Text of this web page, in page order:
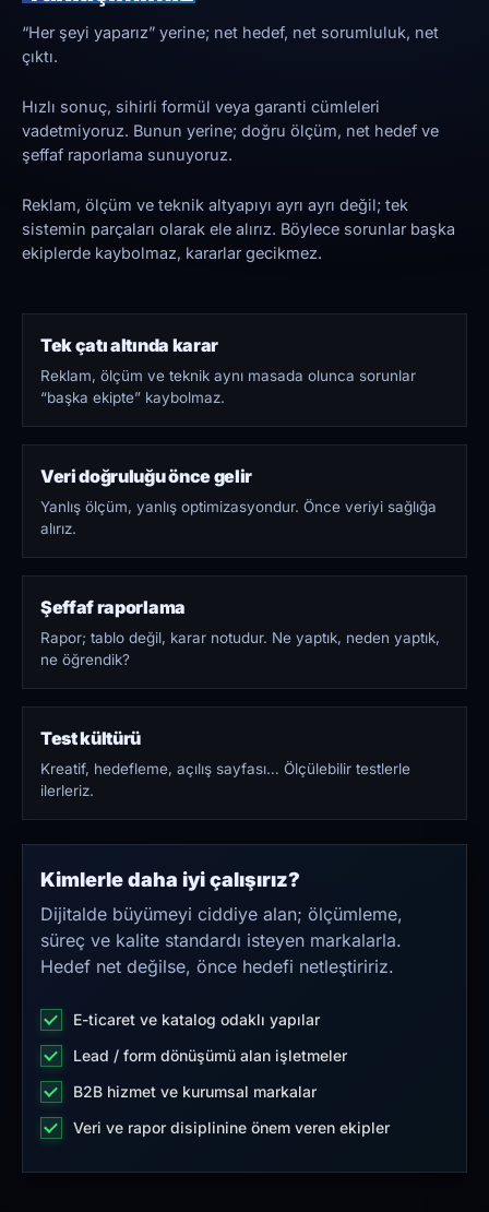
“Her şeyi yaparız” yerine; net hedef, net sorumluluk, net
çıktı.
Hızlı sonuç, sihirli formül veya garanti cümleleri
vadetmiyoruz. Bunun yerine; doğru ölçüm, net hedef ve
şeffaf raporlama sunuyoruz.
Reklam, ölçüm ve teknik altyapıyı ayrı ayrı değil; tek
sistemin parçaları olarak ele alırız. Böylece sorunlar başka
ekiplerde kaybolmaz, kararlar gecikmez.
Tek çatı altında karar
Reklam, ölçüm ve teknik aynı masada olunca sorunlar
“başka ekipte” kaybolmaz.
Veri doğruluğu önce gelir
Yanlış ölçüm, yanlış optimizasyondur. Önce veriyi sağlığa
alırız.
Şeffaf raporlama
Rapor; tablo değil, karar notudur. Ne yaptık, neden yaptık,
ne öğrendik?
Test kültürü
Kreatif, hedefleme, açılış sayfası… Ölçülebilir testlerle
ilerleriz.
Kimlerle daha iyi çalışırız?
Dijitalde büyümeyi ciddiye alan; ölçümleme,
süreç ve kalite standardı isteyen markalarla.
Hedef net değilse, önce hedefi netleştiririz.
E-ticaret ve katalog odaklı yapılar
Lead / form dönüşümü alan işletmeler
B2B hizmet ve kurumsal markalar
Veri ve rapor disiplinine önem veren ekipler